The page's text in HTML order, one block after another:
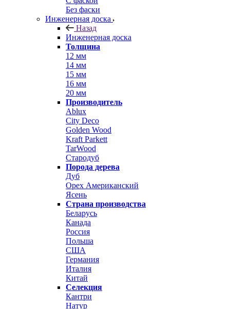
Без фаски
Инженерная доска
Назад
Инженерная доска
Толщина
12 мм
14 мм
15 мм
16 мм
20 мм
Производитель
Ablux
City Deco
Golden Wood
Kraft Parkett
TarWood
Стародуб
Порода дерева
Дуб
Орех Американский
Ясень
Страна производства
Беларусь
Канада
Россия
Польша
США
Германия
Италия
Китай
Селекция
Кантри
Натур